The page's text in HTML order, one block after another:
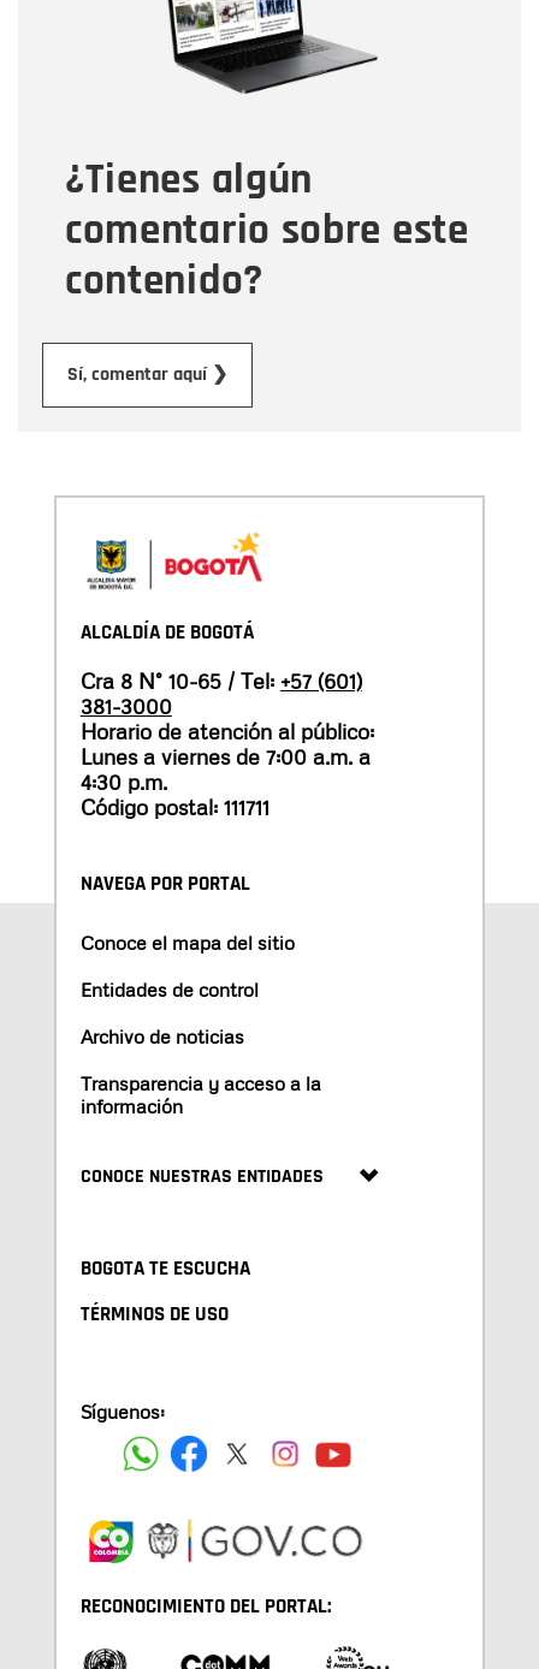
¿Tienes algún
comentario sobre este
contenido?
Sí, comentar aquí ❯
Tipo de comentario
Mensaje
ALCALDÍA DE BOGOTÁ
Cra 8 N° 10-65 / Tel: +57 (601)
381-3000
Horario de atención al público:
Lunes a viernes de 7:00 a.m. a
4:30 p.m.
Código postal: 111711
NAVEGA POR PORTAL
Conoce el mapa del sitio
Entidades de control
Archivo de noticias
Transparencia y acceso a la
información
CONOCE NUESTRAS ENTIDADES
BOGOTA TE ESCUCHA
TÉRMINOS DE USO
Síguenos:
RECONOCIMIENTO DEL PORTAL: